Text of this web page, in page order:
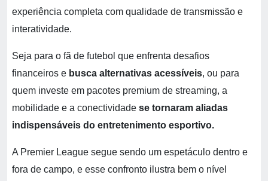
experiência completa com qualidade de transmissão e
interatividade.
Seja para o fã de futebol que enfrenta desafios
financeiros e busca alternativas acessíveis, ou para
quem investe em pacotes premium de streaming, a
mobilidade e a conectividade se tornaram aliadas
indispensáveis do entretenimento esportivo.
A Premier League segue sendo um espetáculo dentro e
fora de campo, e esse confronto ilustra bem o nível